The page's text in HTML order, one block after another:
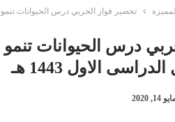
تحضير فواز الحربي درس الحيوانات تنمو
درس الحيوانات تنمو
الاول 1443 هـ
14, 2020